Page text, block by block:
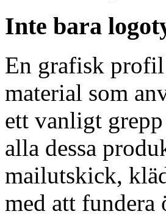
Inte bara
En grafisk profil
material som
ett vanligt
alla dessa
mailutskick,
med att